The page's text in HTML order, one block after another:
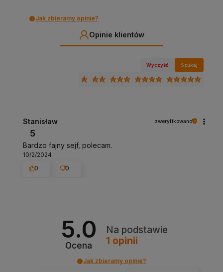
Jak zbieramy opinie?
Opinie klientów
Wyczyść Szukaj
Stanisław zweryfikowano
5
Bardzo fajny sejf, polecam.
10/2/2024
0
0
5.0
Ocena
Na podstawie
1 opinii
Jak zbieramy opinie?